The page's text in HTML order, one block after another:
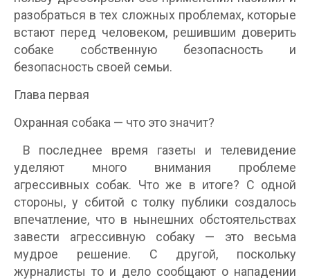
разобраться в тех сложных проблемах, которые
встают перед человеком, решившим доверить
собаке собственную безопасность и
безопасность своей семьи.
Глава первая
Охранная собака — что это значит?
В последнее время газеты и телевидение
уделяют много внимания проблеме
агрессивных собак. Что же в итоге? С одной
стороны, у сбитой с толку публики создалось
впечатление, что в нынешних обстоятельствах
завести агрессивную собаку — это весьма
мудрое решение. С другой, поскольку
журналисты то и дело сообщают о нападении